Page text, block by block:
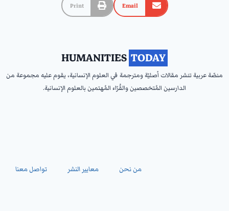
Email
Print
HUMANITIES ‎ TODAY ‎
منصّة عربية تنشر مقالات أصليّة ومترجمة في العلوم الإنسانية، يقوم عليه مجموعة من
الدارسين المُتخصصين والقُرّاء المُهتمين بالعلوم الإنسانية.
من نحن معايير النشر تواصل معنا